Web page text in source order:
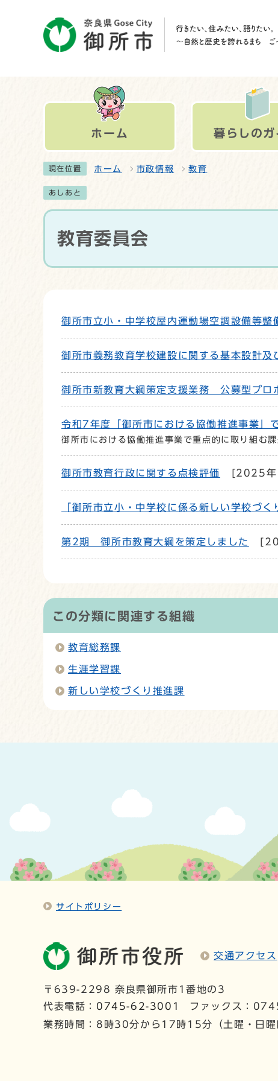
ホーム 暮らしのガ
現在位置 ホーム 市政情報 教育
あしあと
教育委員会
御所市立小・中学校屋内運動場空調設備等整
御所市義務教育学校建設に関する基本設計
御所市新教育大綱策定支援業務 公募型プロ
令和7年度「御所市における協働推進事業」
御所市における協働推進事業で重点的に取り組む
御所市教育行政に関する点検評価 [2025年
「御所市立小・中学校に係る新しい学校づ
第2期 御所市教育大綱を策定しました
この分類に関連する組織
教育総務課
生涯学習課
新しい学校づくり推進課
サイトポリシー
交通アクセス
〒639-2298 奈良県御所市1番地の3
代表電話： 0745-62-3001
ファックス：
業務時間：8時30分から17時15分（土曜・日曜